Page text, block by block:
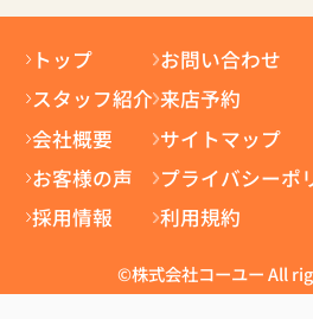
トップ
スタッフ紹介
会社概要
お客様の声
採用情報
お問い合わせ
来店予約
サイトマップ
プライバシーポ
利用規約
©株式会社コーユー All